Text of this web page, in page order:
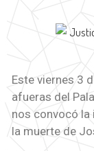
Este viernes 3
afueras del
nos convocó
la muerte de